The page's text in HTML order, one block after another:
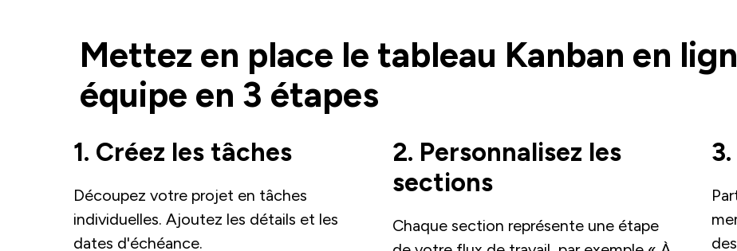
Mettez en place le tableau Kanban en
équipe en 3 étapes
1. Créez les tâches
Découpez votre projet en tâches
individuelles. Ajoutez les détails et les
dates d'échéance.
2. Personnalisez les
sections
Chaque section représente une étape